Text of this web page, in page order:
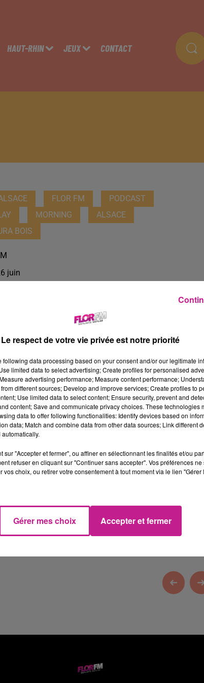
HAUT-RHIN JEUX CONTACT
FLOR FM
PODCAST
MORNING
ALSACE
BOIS
juin
31 min 52
Habitat, le bailleur social à Colmar.
Le respect de votre vie privée est notre priorité
following data processing based on your consent and/or our legitimate
limited data to select advertising; Create profiles for personalised
advertising performance; Measure content performance;
different sources; Develop and improve services; Create profiles to
Use limited data to select content; Ensure security, prevent and
content; Save and communicate privacy choices. These technologies
data to offer following functionalities: Identify devices based on
data; Match and combine data from other data sources; Link different
sur "Accepter et fermer", ou affiner en sélectionnant les finalités et/ou
refuser en cliquant sur "Continuer sans accepter". Vos préférences
vos choix, ou retirer votre consentement à tout moment via le lien
Gérer mes choix Accepter et fermer